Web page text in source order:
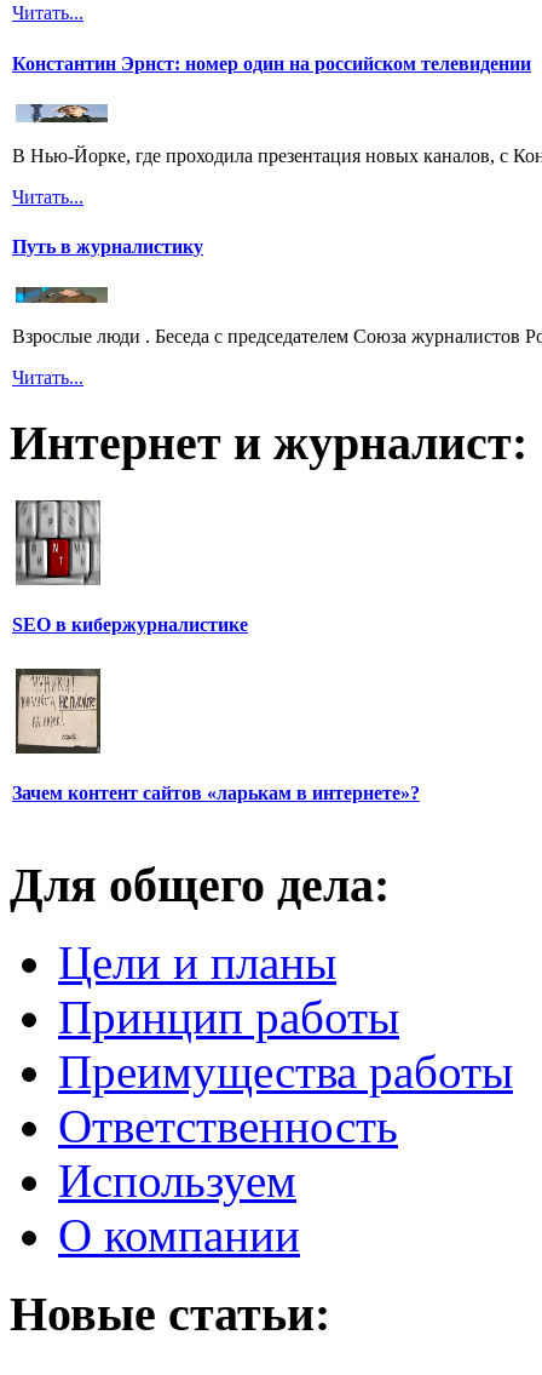
Читать...
Константин Эрнст: номер один на российском телевидении
В Нью-Йорке, где проходила презентация новых каналов, с
Читать...
Путь в журналистику
Взрослые люди . Беседа с председателем Союза журналистов
Читать...
Интернет и журналист:
SEO в кибержурналистике
Зачем контент сайтов «ларькам в интернете»?
Для общего дела:
Цели и планы
Принцип работы
Преимущества работы
Ответственность
Используем
О компании
Новые статьи: